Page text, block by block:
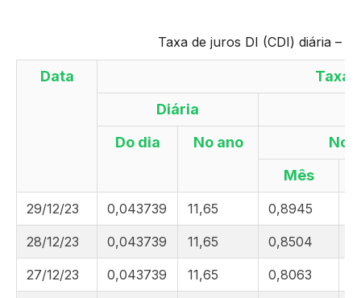
Taxa de juros DI (CDI) diária –
Data
Taxa
Diária
Do dia
No ano
No
Mês
29/12/23 0,043739 11,65 0,8945
28/12/23 0,043739 11,65 0,8504
27/12/23 0,043739 11,65 0,8063